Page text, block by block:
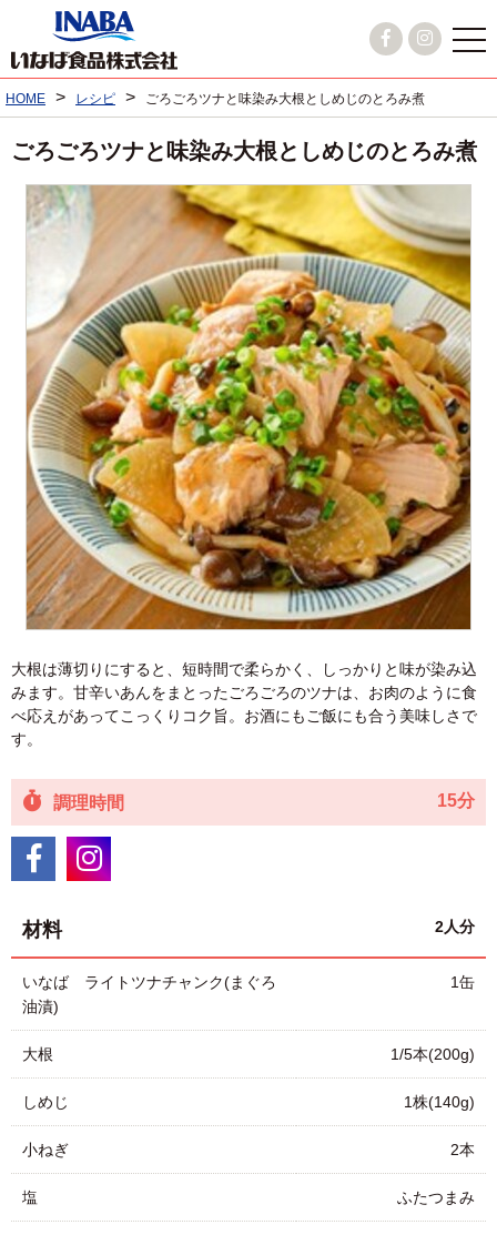
HOME > レシピ > ごろごろツナと味染み大根としめじのとろみ煮
ごろごろツナと味染み大根としめじのとろみ煮
大根は薄切りにすると、短時間で柔らかく、しっかりと味が染み込
みます。甘辛いあんをまとったごろごろのツナは、お肉のように食
べ応えがあってこっくりコク旨。お酒にもご飯にも合う美味しさで
す。
調理時間 15分
材料 2人分
いなば ライトツナチャンク(まぐろ
油漬)
1缶
大根 1/5本(200g)
しめじ 1株(140g)
小ねぎ 2本
塩 ふたつまみ